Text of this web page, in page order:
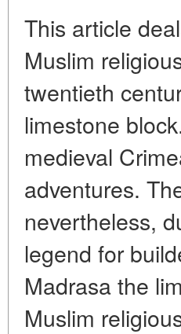
This article
Muslim
twentieth
limestone
medieval
adventures.
nevertheless,
legend for
Madrasa the
Muslim